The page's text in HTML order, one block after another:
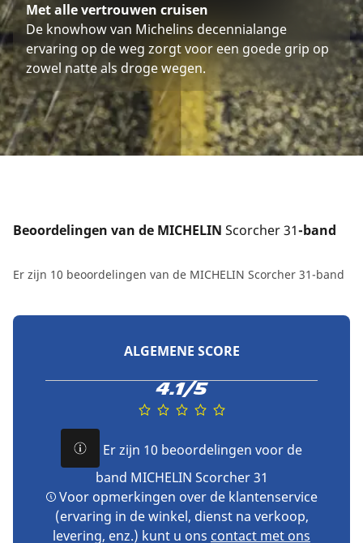
Met alle vertrouwen cruisen
De knowhow van Michelins decennialange
ervaring op de weg zorgt voor een goede grip op
zowel natte als droge wegen.
Beoordelingen van de MICHELIN Scorcher 31-band
Er zijn 10 beoordelingen van de MICHELIN Scorcher 31-band
ALGEMENE SCORE
4.1/5
Er zijn 10 beoordelingen voor de
band MICHELIN Scorcher 31
Voor opmerkingen over de klantenservice
(ervaring in de winkel, dienst na verkoop,
levering, enz.) kunt u ons contact met ons